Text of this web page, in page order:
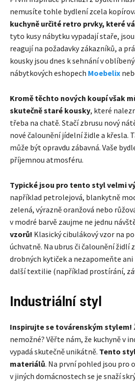
nemusíte tohle bydlení zcela
kuchyně určité retro prvky, které
tyto kusy nábytku vypadají staře,
reagují na požadavky zákazníků, a
kousky jsou dnes k sehnání v
nábytkových eshopech Moebelix
Kromě těchto nových koupí však
skutečně staré kousky, které
třeba na chatě. Stačí zbrusu nový
nové čalounění jídelní židle a křesla.
může být opravdu zábavná. Vaše
příjemnou atmosféru.
Typické jsou pro tento styl velmi
například petrolejová, blankytně
zelená, výrazně oranžová nebo
v modré barvě zaujme ne jednu
vzorů! Klasický cibulákový vzor na
úchvatně. Na ubrus či čalounění židlí
drobných kytiček a nezapomeňte ani
další textilie (například prostírání,
Industriální styl
Inspirujte se továrenským stylem!
nemožné? Věřte nám, že kuchyně v
vypadá skutečně unikátně. Tento
materiálů. Na první pohled jsou pro
v jiných domácnostech se je snaží